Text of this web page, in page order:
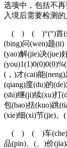
选项中，包括不
入境后需要检测的
( ) ( )“(“)首
(bing)问(wen)题(ti)
(yao)解(jie)决(jue)
(，)才(cai)能
(qiang)度(du)的
(shi)继(ji)续(xu)打
包(bao)括(kuo)跳
(xie)细(xi)节(jie)。(
( ) ( )车(che)企
品(pin)、(、)价